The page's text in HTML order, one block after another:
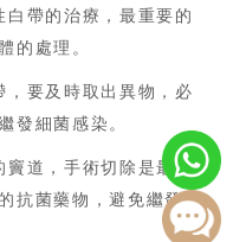
帶的治療，最重要的
的處理。
，要及時取出異物，必
發細菌感染。
竇道，手術切除是最好
抗菌藥物，避免繼發